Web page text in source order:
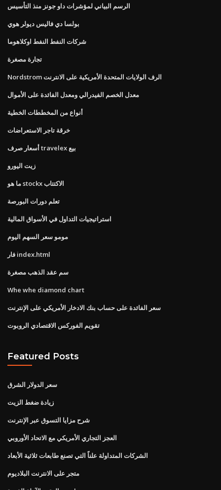
الرسم البياني لمؤشرات داو جونز منذ التأسيس
بولسا دي فاليس ديولر هوي
شركات النفط النفط اوكلاهوما
تجارة مصغرة
Nordstrom الرف الولايات المتحدة الأمريكية على الانترنت
معدل الخصم الفيدرالي ومعدل الفائدة على الأموال
أنواع من المخططات الخطية
خرقة تاجر الاستعراضات
أسعار صرف travelex بيع
زيت اليورو
ما هو stockx الاكتتاب
تعلم دورات البورصة
استراتيجيات التداول في الأسواق المالية
مومو سعر السهم اليوم
فار index.html
سم عقد الذهب مصغرة
Whe whe diamond chart
سعر الفائدة على حساب بنك الادخار الأمريكي على الإنترنت
تقويم الفوركس الاقتصادي الروبوت
Featured Posts
سعر الدولار الشرق
زيادة ضغط الزيت
شرح مزايا التسوق عبر الإنترنت
العجز التجاري الأمريكي مع الاتحاد الأوروبي
الشركات المتداولة علناً التي تصنع طابعات ثلاثية الأبعاد
متجر على الانترنت البلاديوم